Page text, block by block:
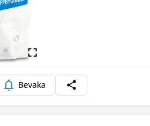
Bevaka Dela